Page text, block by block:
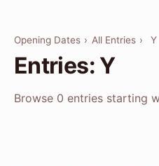
Opening Dates › All Entries › Y
Entries: Y
Browse 0 entries starting